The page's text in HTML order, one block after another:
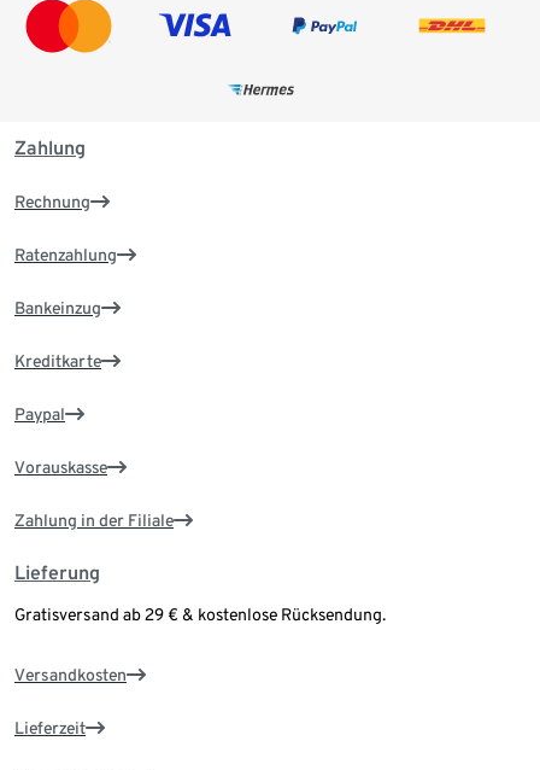
Zahlung
Rechnung
Ratenzahlung
Bankeinzug
Kreditkarte
Paypal
Vorauskasse
Zahlung in der Filiale
Lieferung
Gratisversand ab 29 € & kostenlose Rücksendung.
Versandkosten
Lieferzeit